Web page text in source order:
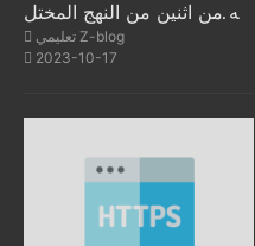
يه من اثنين من النهج المختل
فة التي تم تنفيذها باستخدام ر
مز PHP
تعليمي Z-blog
2023-10-17